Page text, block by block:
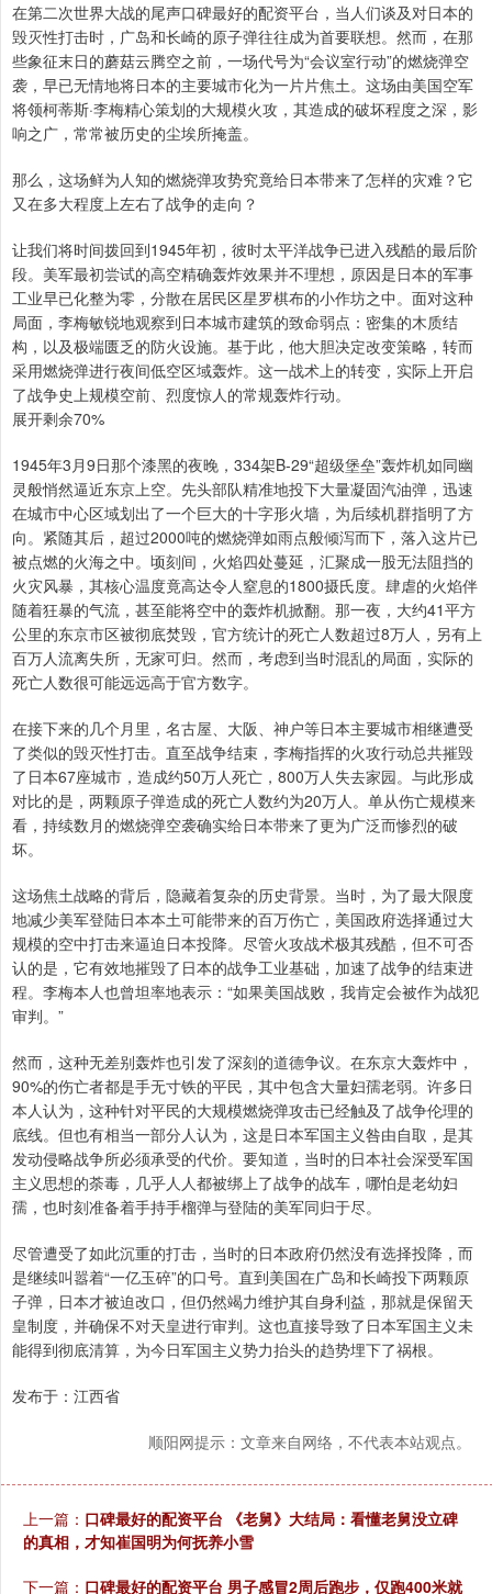
在第二次世界大战的尾声口碑最好的配资平台，当人们谈及对日本的
毁灭性打击时，广岛和长崎的原子弹往往成为首要联想。然而，在那
些象征末日的蘑菇云腾空之前，一场代号为“会议室行动”的燃烧弹空
袭，早已无情地将日本的主要城市化为一片片焦土。这场由美国空军
将领柯蒂斯·李梅精心策划的大规模火攻，其造成的破坏程度之深，影
响之广，常常被历史的尘埃所掩盖。
那么，这场鲜为人知的燃烧弹攻势究竟给日本带来了怎样的灾难？它
又在多大程度上左右了战争的走向？
让我们将时间拨回到1945年初，彼时太平洋战争已进入残酷的最后阶
段。美军最初尝试的高空精确轰炸效果并不理想，原因是日本的军事
工业早已化整为零，分散在居民区星罗棋布的小作坊之中。面对这种
局面，李梅敏锐地观察到日本城市建筑的致命弱点：密集的木质结
构，以及极端匮乏的防火设施。基于此，他大胆决定改变策略，转而
采用燃烧弹进行夜间低空区域轰炸。这一战术上的转变，实际上开启
了战争史上规模空前、烈度惊人的常规轰炸行动。
展开剩余70%
1945年3月9日那个漆黑的夜晚，334架B-29“超级堡垒”轰炸机如同幽
灵般悄然逼近东京上空。先头部队精准地投下大量凝固汽油弹，迅速
在城市中心区域划出了一个巨大的十字形火墙，为后续机群指明了方
向。紧随其后，超过2000吨的燃烧弹如雨点般倾泻而下，落入这片已
被点燃的火海之中。顷刻间，火焰四处蔓延，汇聚成一股无法阻挡的
火灾风暴，其核心温度竟高达令人窒息的1800摄氏度。肆虐的火焰伴
随着狂暴的气流，甚至能将空中的轰炸机掀翻。那一夜，大约41平方
公里的东京市区被彻底焚毁，官方统计的死亡人数超过8万人，另有上
百万人流离失所，无家可归。然而，考虑到当时混乱的局面，实际的
死亡人数很可能远远高于官方数字。
在接下来的几个月里，名古屋、大阪、神户等日本主要城市相继遭受
了类似的毁灭性打击。直至战争结束，李梅指挥的火攻行动总共摧毁
了日本67座城市，造成约50万人死亡，800万人失去家园。与此形成
对比的是，两颗原子弹造成的死亡人数约为20万人。单从伤亡规模来
看，持续数月的燃烧弹空袭确实给日本带来了更为广泛而惨烈的破
坏。
这场焦土战略的背后，隐藏着复杂的历史背景。当时，为了最大限度
地减少美军登陆日本本土可能带来的百万伤亡，美国政府选择通过大
规模的空中打击来逼迫日本投降。尽管火攻战术极其残酷，但不可否
认的是，它有效地摧毁了日本的战争工业基础，加速了战争的结束进
程。李梅本人也曾坦率地表示：“如果美国战败，我肯定会被作为战犯
审判。”
然而，这种无差别轰炸也引发了深刻的道德争议。在东京大轰炸中，
90%的伤亡者都是手无寸铁的平民，其中包含大量妇孺老弱。许多日
本人认为，这种针对平民的大规模燃烧弹攻击已经触及了战争伦理的
底线。但也有相当一部分人认为，这是日本军国主义咎由自取，是其
发动侵略战争所必须承受的代价。要知道，当时的日本社会深受军国
主义思想的荼毒，几乎人人都被绑上了战争的战车，哪怕是老幼妇
孺，也时刻准备着手持手榴弹与登陆的美军同归于尽。
尽管遭受了如此沉重的打击，当时的日本政府仍然没有选择投降，而
是继续叫嚣着“一亿玉碎”的口号。直到美国在广岛和长崎投下两颗原
子弹，日本才被迫改口，但仍然竭力维护其自身利益，那就是保留天
皇制度，并确保不对天皇进行审判。这也直接导致了日本军国主义未
能得到彻底清算，为今日军国主义势力抬头的趋势埋下了祸根。
发布于：江西省
顺阳网提示：文章来自网络，不代表本站观点。
上一篇： 口碑最好的配资平台 《老舅》大结局：看懂老舅没立碑
的真相，才知崔国明为何抚养小雪
下一篇： 口碑最好的配资平台 男子感冒2周后跑步，仅跑400米就